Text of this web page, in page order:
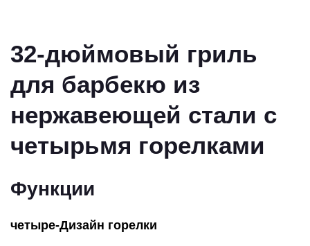
32-дюймовый гриль
для барбекю из
нержавеющей стали с
четырьмя горелками
Функции
четыре-Дизайн горелки